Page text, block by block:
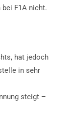
bei F1A nicht.
hat jedoch
in sehr
steigt –